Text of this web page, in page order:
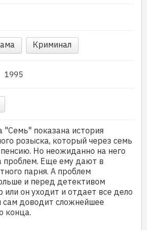
Криминал
1995
показана история
розыска, который через семь
Но неожиданно на него
проблем. Еще ему дают в
парня. А проблем
и перед детективом
или он уходит и отдает все дело
сам доводит сложнейшее
конца.